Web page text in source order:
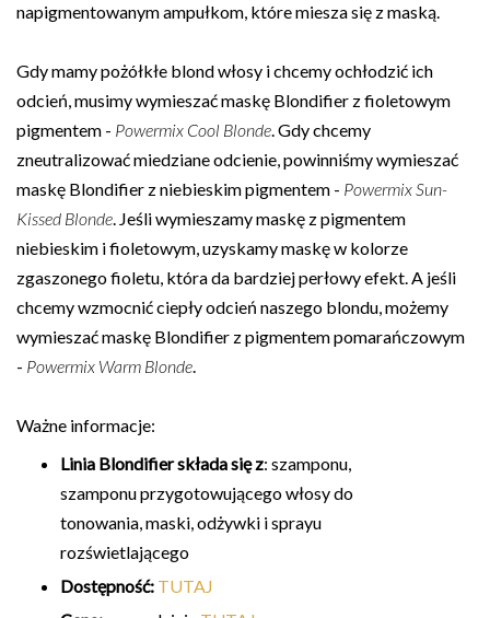
napigmentowanym ampułkom, które miesza się z maską.
Gdy mamy pożółkłe blond włosy i chcemy ochłodzić ich
odcień, musimy wymieszać maskę Blondifier z fioletowym
pigmentem - Powermix Cool Blonde. Gdy chcemy
zneutralizować miedziane odcienie, powinniśmy wymieszać
maskę Blondifier z niebieskim pigmentem - Powermix Sun-
Kissed Blonde. Jeśli wymieszamy maskę z pigmentem
niebieskim i fioletowym, uzyskamy maskę w kolorze
zgaszonego fioletu, która da bardziej perłowy efekt. A jeśli
chcemy wzmocnić ciepły odcień naszego blondu, możemy
wymieszać maskę Blondifier z pigmentem pomarańczowym
- Powermix Warm Blonde.
Ważne informacje:
Linia Blondifier składa się z: szamponu,
szamponu przygotowującego włosy do
tonowania, maski, odżywki i sprayu
rozświetlającego
Dostępność: TUTAJ